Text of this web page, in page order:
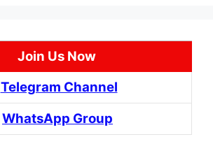
Join Us Now
Telegram Channel
WhatsApp Group